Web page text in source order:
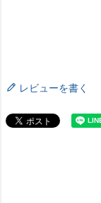
レビューを書く